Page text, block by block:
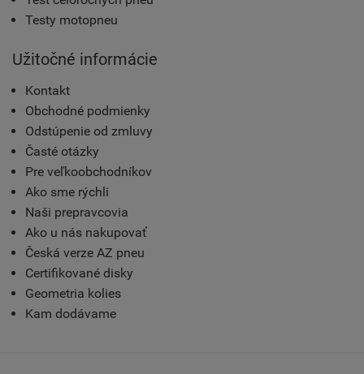
Testy motopneu
Užitočné informácie
Kontakt
Obchodné podmienky
Odstúpenie od zmluvy
Časté otázky
Pre veľkoobchodníkov
Ako sme rýchli
Naši prepravcovia
Ako u nás nakupovať
Česká verze AZ pneu
Certifikované disky
Geometria kolies
Kam dodávame